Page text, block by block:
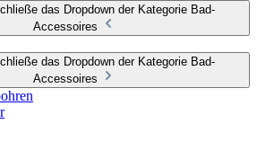
das Dropdown der Kategorie Bad-
Accessoires
das Dropdown der Kategorie Bad-
Accessoires